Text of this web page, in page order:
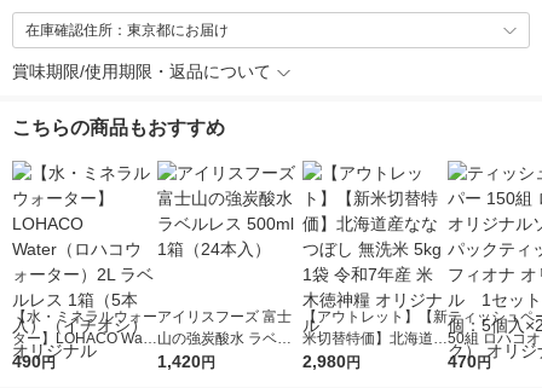
在庫確認住所：東京都にお届け
賞味期限/使用期限・返品について
こちらの商品もおすすめ
【水・ミネラルウォー
ター】LOHACO Wate
r（ロハコウォータ
490円
アイリスフーズ 富士
山の強炭酸水 ラベル
レス 500ml 1箱（24
1,420円
【アウトレット】【新
米切替特価】北海道産
ななつぼし 無洗米 5k
2,980円
ティッシュペ
50組 ロハコ
ルソフトパッ
470円